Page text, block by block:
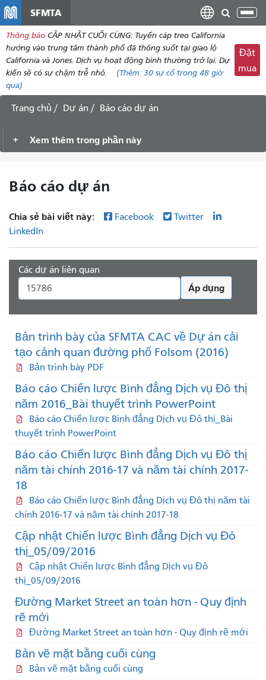
dung
SFMTA
Thông báo CẬP NHẬT CUỐI CÙNG: Tuyến cáp treo California
hướng vào trung tâm thành phố đã thông suốt tại giao lộ
California và Jones. Dịch vụ hoạt động bình thường trở lại. Dự
kiến ​​sẽ có sự chậm trễ nhỏ.
(Thêm: 30 sự cố trong 48 giờ
qua)
Đặt
mua
Trang chủ Dự án Báo cáo dự án
Xem thêm trong phần này
Báo cáo dự án
Chia sẻ bài viết này: Facebook
Twitter
LinkedIn
Các dự án liên quan
Áp dụng
Bản trình bày của SFMTA CAC về Dự án cải
tạo cảnh quan đường phố Folsom (2016)
Bản trình bày PDF
Báo cáo Chiến lược Bình đẳng Dịch vụ Đô thị
năm 2016_Bài thuyết trình PowerPoint
Báo cáo Chiến lược Bình đẳng Dịch vụ Đô thị_Bài
thuyết trình PowerPoint
Báo cáo Chiến lược Bình đẳng Dịch vụ Đô thị
năm tài chính 2016-17 và năm tài chính 2017-
18
Báo cáo Chiến lược Bình đẳng Dịch vụ Đô thị năm tài
chính 2016-17 và năm tài chính 2017-18
Cập nhật Chiến lược Bình đẳng Dịch vụ Đô
thị_05/09/2016
Cập nhật Chiến lược Bình đẳng Dịch vụ Đô
thị_05/09/2016
Đường Market Street an toàn hơn - Quy định
rẽ mới
Đường Market Street an toàn hơn - Quy định rẽ mới
Bản vẽ mặt bằng cuối cùng
Bản vẽ mặt bằng cuối cùng